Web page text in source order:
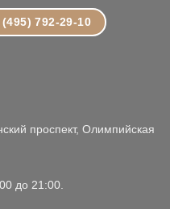
(495) 792-29-10
проспект, Олимпийская
до 21:00.